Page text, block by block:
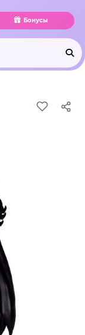
Бонусы